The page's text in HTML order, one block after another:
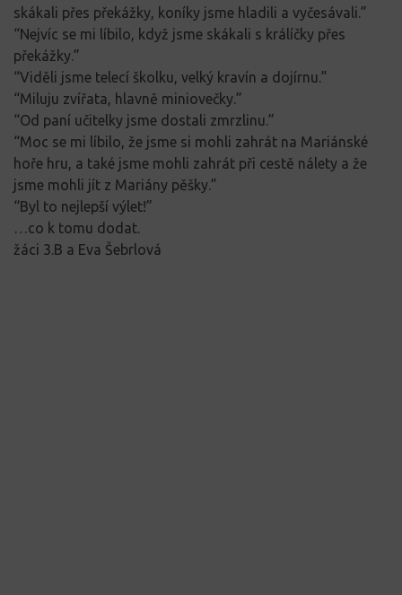
skákali přes překážky, koníky jsme hladili a vyčesávali.”
“Nejvíc se mi líbilo, když jsme skákali s králíčky přes
překážky.”
“Viděli jsme telecí školku, velký kravín a dojírnu.”
“Miluju zvířata, hlavně miniovečky.”
“Od paní učitelky jsme dostali zmrzlinu.”
“Moc se mi líbilo, že jsme si mohli zahrát na Mariánské
hoře hru, a také jsme mohli zahrát při cestě nálety a že
jsme mohli jít z Mariány pěšky.”
“Byl to nejlepší výlet!”
…co k tomu dodat.
žáci 3.B a Eva Šebrlová